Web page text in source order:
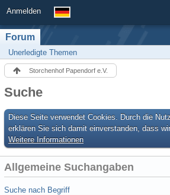
Anmelden
Forum
Unerledigte Themen
Storchenhof Papendorf e.V.
Suche
Diese Seite verwendet Cookies. Durch die
erklären Sie sich damit einverstanden, dass
Weitere Informationen
Allgemeine Suchangaben
Suche nach Begriff